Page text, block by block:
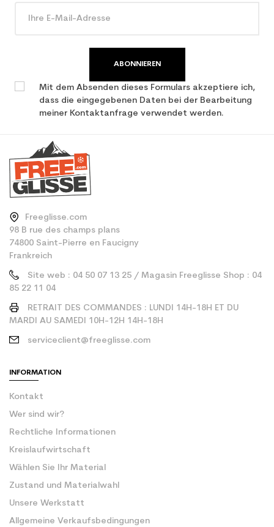
ABONNIEREN
Mit dem Absenden dieses Formulars akzeptiere ich,
dass die eingegebenen Daten bei der Bearbeitung
meiner Kontaktanfrage verwendet werden.
Freeglisse.com
98 B rue des champs plans
74800 Saint-Pierre en Faucigny
Frankreich
Site web : 04 50 07 13 25 / Magasin Freeglisse Shop : 04
85 22 11 04
RETRAIT DES COMMANDES : LUNDI 14H-18H ET DU
MARDI AU SAMEDI 10H-12H 14H-18H
serviceclient@freeglisse.com
INFORMATION
Kontakt
Wer sind wir?
Rechtliche Informationen
Kreislaufwirtschaft
Wählen Sie Ihr Material
Zustand und Materialwahl
Unsere Werkstatt
Allgemeine Verkaufsbedingungen